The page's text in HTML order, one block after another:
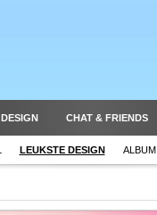
DESIGN CHAT & FRIENDS
LEUKSTE DESIGN ALBUM